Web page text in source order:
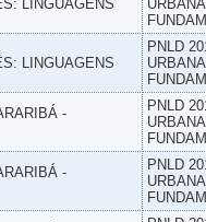
LINGUAGENS
LINGUAGENS
PNLD
-
PNLD
-
PNLD